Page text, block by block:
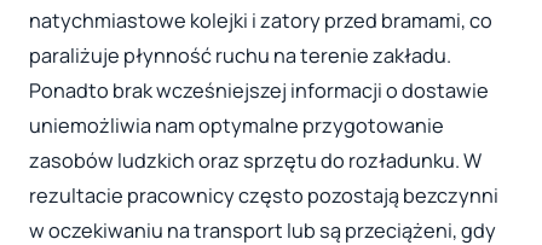
natychmiastowe kolejki i zatory przed bramami, co
paraliżuje płynność ruchu na terenie zakładu.
Ponadto brak wcześniejszej informacji o dostawie
uniemożliwia nam optymalne przygotowanie
zasobów ludzkich oraz sprzętu do rozładunku. W
rezultacie pracownicy często pozostają bezczynni
w oczekiwaniu na transport lub są przeciążeni, gdy